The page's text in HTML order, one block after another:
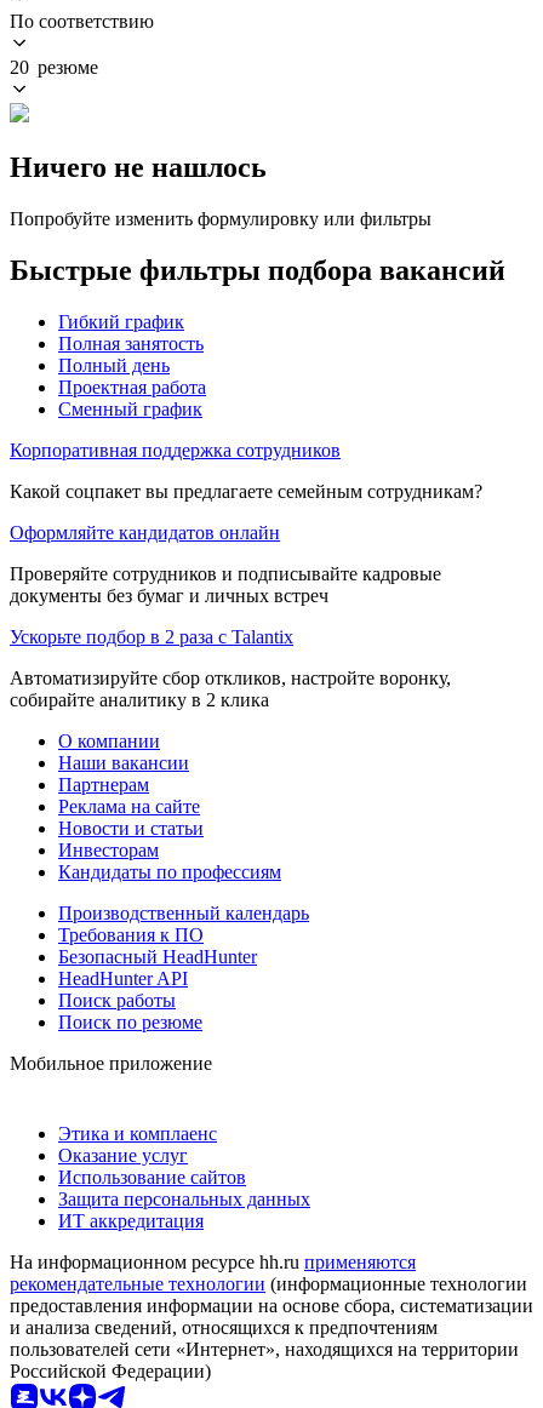
По соответствию
20 резюме
Ничего не нашлось
Попробуйте изменить формулировку или фильтры
Быстрые фильтры подбора вакансий
Гибкий график
Полная занятость
Полный день
Проектная работа
Сменный график
Корпоративная поддержка сотрудников
Какой соцпакет вы предлагаете семейным сотрудникам?
Оформляйте кандидатов онлайн
Проверяйте сотрудников и подписывайте кадровые
документы без бумаг и личных встреч
Ускорьте подбор в 2 раза с Talantix
Автоматизируйте сбор откликов, настройте воронку,
собирайте аналитику в 2 клика
О компании
Наши вакансии
Партнерам
Реклама на сайте
Новости и статьи
Инвесторам
Кандидаты по профессиям
Производственный календарь
Требования к ПО
Безопасный HeadHunter
HeadHunter API
Поиск работы
Поиск по резюме
Мобильное приложение
Этика и комплаенс
Оказание услуг
Использование сайтов
Защита персональных данных
ИТ аккредитация
На информационном ресурсе hh.ru применяются
рекомендательные технологии (информационные технологии
предоставления информации на основе сбора, систематизации
и анализа сведений, относящихся к предпочтениям
пользователей сети «Интернет», находящихся на территории
Российской Федерации)